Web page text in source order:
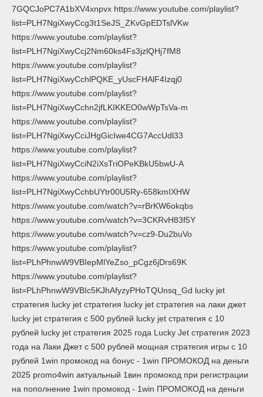
7GQCJoPC7A1bXV4xnpvx https://www.youtube.com/playlist?
list=PLH7NgiXwyCcg3t1SeJS_ZKvGpEDTslVKw
https://www.youtube.com/playlist?
list=PLH7NgiXwyCcj2Nm60ks4Fs3jzlQHj7fM8
https://www.youtube.com/playlist?
list=PLH7NgiXwyCchlPQKE_yUscFHAlF4Izqj0
https://www.youtube.com/playlist?
list=PLH7NgiXwyCchn2jfLKIKKEO0wWpTsVa-m
https://www.youtube.com/playlist?
list=PLH7NgiXwyCciJHgGicIwe4CG7AccUdl33
https://www.youtube.com/playlist?
list=PLH7NgiXwyCciN2iXsTriOPeKBkU5bwU-A
https://www.youtube.com/playlist?
list=PLH7NgiXwyCchbUYtr00U5Ry-658kmIXHW
https://www.youtube.com/watch?v=rBrKW6okqbs
https://www.youtube.com/watch?v=3CKRvH83f5Y
https://www.youtube.com/watch?v=cz9-Du2buVo
https://www.youtube.com/playlist?
list=PLhPhnwW9VBIepMlYeZso_pCgz6jDrs69K
https://www.youtube.com/playlist?
list=PLhPhnwW9VBIc5KJhAfyzyPHoTQUnsq_Gd lucky jet
стратегия lucky jet стратегия lucky jet стратегия на лаки джет
lucky jet стратегия с 500 рублей lucky jet стратегия с 10
рублей lucky jet стратегия 2025 года Lucky Jet стратегия 2023
года на Лаки Джет с 500 рублей мощная стратегия игры с 10
рублей 1win промокод на бонус - 1win ПРОМОКОД на деньги
2025 promo4win актуальный 1вин промокод при регистрации
на пополнение 1win промокод - 1win ПРОМОКОД на деньги